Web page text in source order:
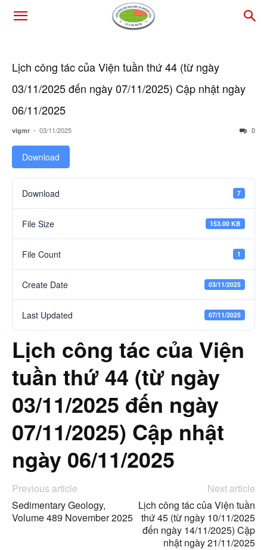
Lịch công tác của Viện tuần thứ 44 (từ ngày
03/11/2025 đến ngày 07/11/2025) Cập nhật ngày
06/11/2025
vigmr - 03/11/2025 0
Download
Download 7
File Size 153.00 KB
File Count 1
Create Date 03/11/2025
Last Updated 07/11/2025
Lịch công tác của Viện
tuần thứ 44 (từ ngày
03/11/2025 đến ngày
07/11/2025) Cập nhật
ngày 06/11/2025
Previous article
Sedimentary Geology,
Volume 489 November 2025
Next article
Lịch công tác của Viện tuần
thứ 45 (từ ngày 10/11/2025
đến ngày 14/11/2025) Cập
nhật ngày 21/11/2025